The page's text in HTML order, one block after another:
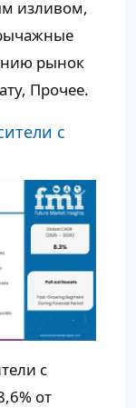
изливом,
рынок
Прочее.
с
с
от